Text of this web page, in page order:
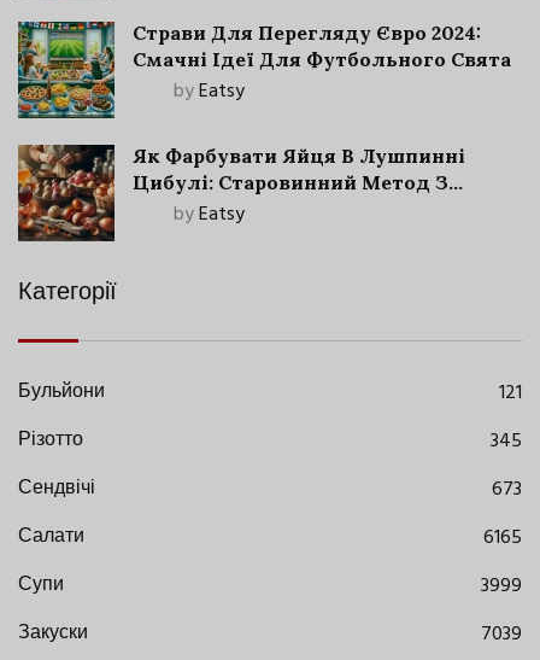
Страви Для Перегляду Євро 2024:
Смачні Ідеї Для Футбольного Свята
byEatsy
Як Фарбувати Яйця В Лушпинні
Цибулі: Старовинний Метод З
Сучасними Нюансами
byEatsy
Категорії
Бульйони
121
Різотто
345
Сендвічі
673
Салати
6165
Супи
3999
Закуски
7039